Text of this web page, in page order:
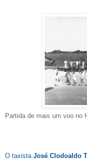
Partida de mais um voo no
O taxista José Clodoaldo